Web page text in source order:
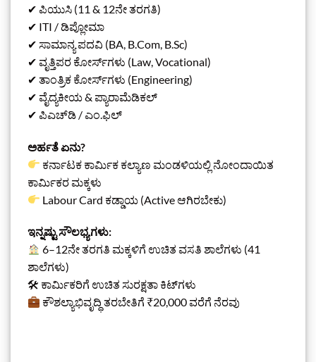
✔ ಪಿಯುಸಿ (11 & 12ನೇ ತರಗತಿ)
✔ ITI / ಡಿಪ್ಲೋಮಾ
✔ ಸಾಮಾನ್ಯ ಪದವಿ (BA, B.Com, B.Sc)
✔ ವೃತ್ತಿಪರ ಕೋರ್ಸ್‌ಗಳು (Law, Vocational)
✔ ತಾಂತ್ರಿಕ ಕೋರ್ಸ್‌ಗಳು (Engineering)
✔ ವೈದ್ಯಕೀಯ & ಪ್ಯಾರಾಮೆಡಿಕಲ್
✔ ಪಿಎಚ್‌ಡಿ / ಎಂ.ಫಿಲ್
ಅರ್ಹತೆ ಏನು?
ಕರ್ನಾಟಕ ಕಾರ್ಮಿಕ ಕಲ್ಯಾಣ ಮಂಡಳಿಯಲ್ಲಿ ನೋಂದಾಯಿತ
ಕಾರ್ಮಿಕರ ಮಕ್ಕಳು
Labour Card ಕಡ್ಡಾಯ (Active ಆಗಿರಬೇಕು)
ಇನ್ನಷ್ಟು ಸೌಲಭ್ಯಗಳು:
6–12ನೇ ತರಗತಿ ಮಕ್ಕಳಿಗೆ ಉಚಿತ ವಸತಿ ಶಾಲೆಗಳು (41
ಶಾಲೆಗಳು)
🛠 ಕಾರ್ಮಿಕರಿಗೆ ಉಚಿತ ಸುರಕ್ಷತಾ ಕಿಟ್‌ಗಳು
ಕೌಶಲ್ಯಾಭಿವೃದ್ಧಿ ತರಬೇತಿಗೆ ₹20,000 ವರೆಗೆ ನೆರವು